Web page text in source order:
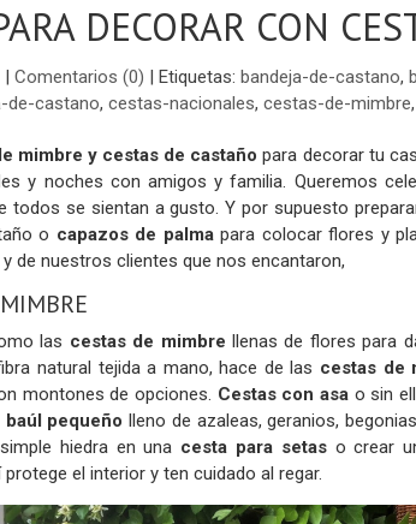
DECORAR CON
| Comentarios (0) | Etiquetas: bandeja-de-castano,
de-castano, cestas-nacionales, cestas-de-mimbre,
mimbre y cestas de castaño para decorar tu
y noches con amigos y familia. Queremos
todos se sientan a gusto. Y por supuesto
o capazos de palmapara colocar flores y
de nuestros clientes que nos encantaron,
las cestas de mimbre llenas de flores para
natural tejida a mano, hace de las cestas de
montones de opciones. Cestas con asa o sin
baúl pequeñolleno de azaleas, geranios,
hiedra en una cesta para setaso crear
protege el interior y ten cuidado al regar.